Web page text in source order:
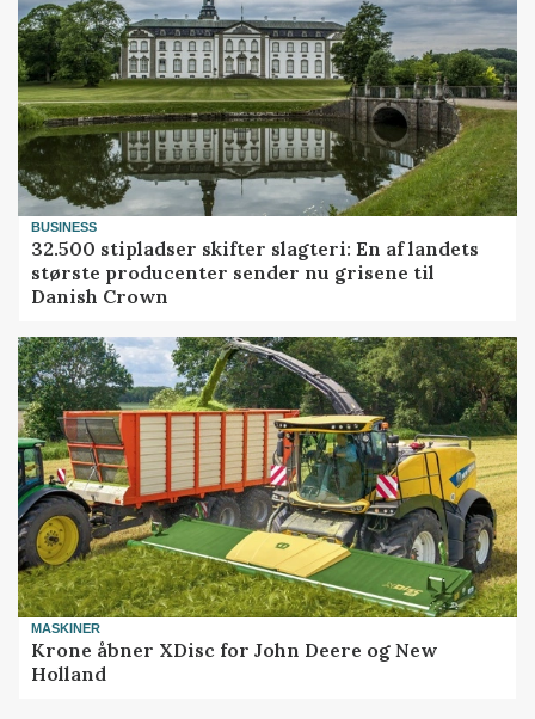
BUSINESS
32.500 stipladser skifter slagteri: En af landets
største producenter sender nu grisene til
Danish Crown
MASKINER
Krone åbner XDisc for John Deere og New
Holland